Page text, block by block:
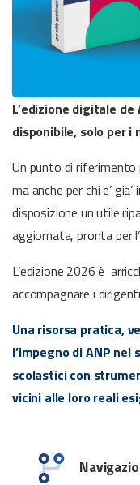
L’edizione digitale de
disponibile, solo per
Un punto di
ma anche per chi e’
disposizione un utile
aggiornata, pronta per
L’edizione 2026 è
accompagnare i
Una risorsa pratica,
l’impegno di ANP
scolastici con
vicini alle loro reali